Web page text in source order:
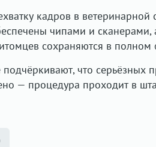
кадров в ветеринарной
чипами и сканерами,
сохраняются в полном
подчёркивают, что
— процедура проходит в